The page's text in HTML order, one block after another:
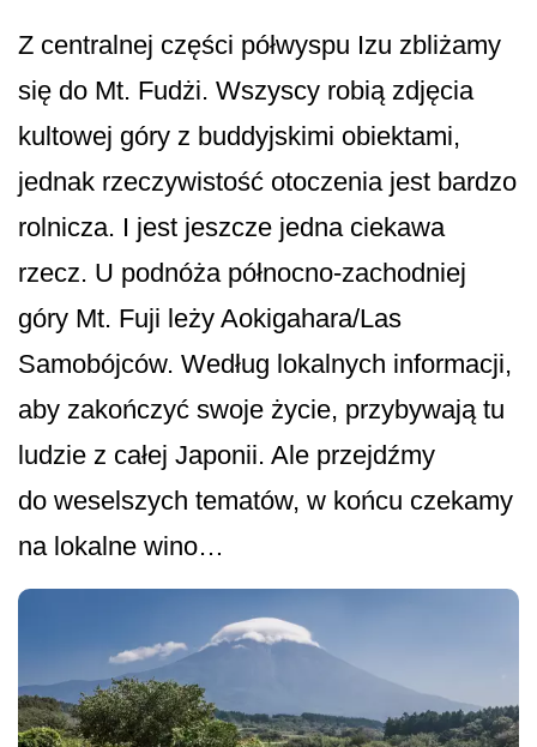
Z centralnej części półwyspu Izu zbliżamy
się do Mt. Fudżi. Wszyscy robią zdjęcia
kultowej góry z buddyjskimi obiektami,
jednak rzeczywistość otoczenia jest bardzo
rolnicza. I jest jeszcze jedna ciekawa
rzecz. U podnóża północno-zachodniej
góry Mt. Fuji leży Aokigahara/Las
Samobójców. Według lokalnych informacji,
aby zakończyć swoje życie, przybywają tu
ludzie z całej Japonii. Ale przejdźmy
do weselszych tematów, w końcu czekamy
na lokalne wino…